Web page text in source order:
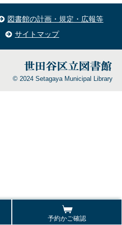
予約かご確認
図書館の計画・規定・広報等
サイトマップ
© 2024 Setagaya Municipal Library